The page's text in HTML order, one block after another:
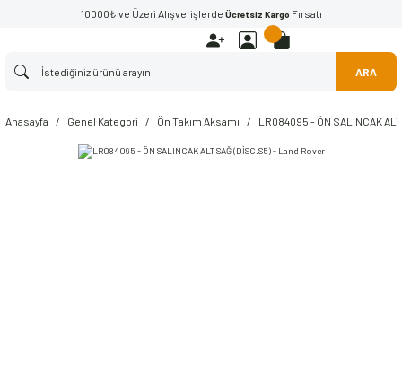
10000₺ ve Üzeri Alışverişlerde Ücretsiz Kargo Fırsatı
ARA
Anasayfa Genel Kategori Ön Takım Aksamı LR084095 - ÖN SALINCAK